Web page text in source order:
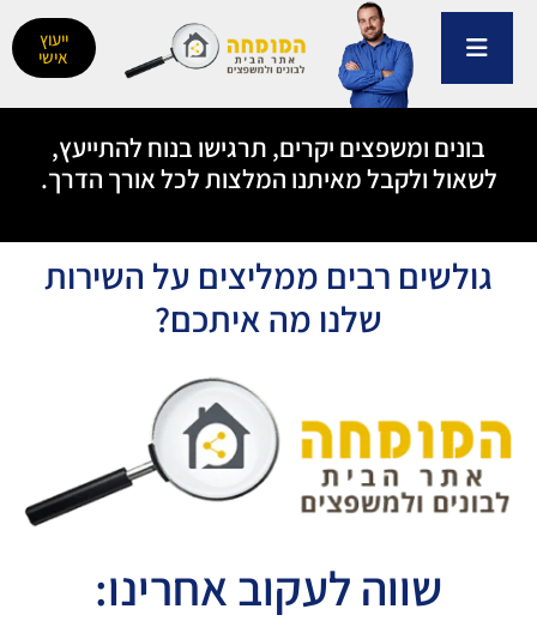
דילוג
ייעוץ
אישי
בונים ומשפצים יקרים, תרגישו בנוח להתייעץ,
לשאול ולקבל מאיתנו המלצות לכל אורך הדרך.
גולשים רבים ממליצים על השירות
שלנו מה איתכם?
שווה לעקוב אחרינו: